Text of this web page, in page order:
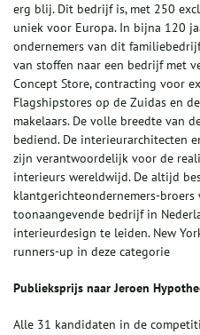
erg blij. Dit bedrijf is, met 250
uniek voor Europa. In bijna 120
ondernemers van dit
van stoffen naar een bedrijf met
Concept Store, contracting voor
Flagshipstores op de Zuidas en
makelaars. De volle breedte van
bediend. De interieurarchitecten
zijn verantwoordelijk voor de
interieurs wereldwijd. De altijd
klantgerichteondernemers-
toonaangevende bedrijf in
interieurdesign te leiden. New
runners-up in deze categorie
Publieksprijs naar Jeroen
Alle 31 kandidaten in de